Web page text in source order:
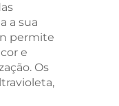
a sua
permite
e
Os